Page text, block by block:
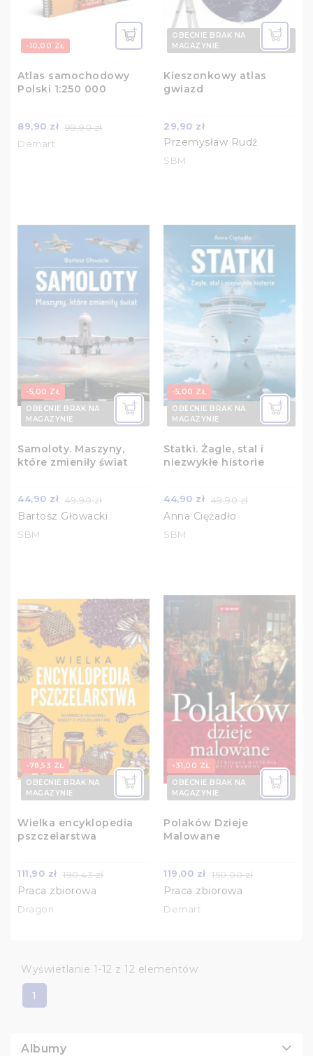
-10,00 ZŁ
Atlas samochodowy
Polski 1:250 000
89,90 zł 99,90 zł
Demart
OBECNIE BRAK NA
MAGAZYNIE
Kieszonkowy atlas
gwiazd
29,90 zł
Przemysław Rudź
SBM
-5,00 ZŁ
OBECNIE BRAK NA
MAGAZYNIE
Samoloty. Maszyny,
które zmieniły świat
44,90 zł 49,90 zł
Bartosz Głowacki
SBM
-5,00 ZŁ
OBECNIE BRAK NA
MAGAZYNIE
Statki. Żagle, stal i
niezwykłe historie
44,90 zł 49,90 zł
Anna Ciężadło
SBM
-78,53 ZŁ
OBECNIE BRAK NA
MAGAZYNIE
Wielka encyklopedia
pszczelarstwa
111,90 zł 190,43 zł
Praca zbiorowa
Dragon
-31,00 ZŁ
OBECNIE BRAK NA
MAGAZYNIE
Polaków Dzieje
Malowane
119,00 zł 150,00 zł
Praca zbiorowa
Demart
Wyświetlanie 1-12 z 12 elementów
1
Albumy